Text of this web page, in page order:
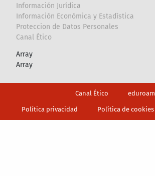
Información Jurídica
Información Económica y Estadística
Proteccion de Datos Personales
Canal Ético
Array
Array
Canal Ético eduroam
Política privacidad Política de cookies